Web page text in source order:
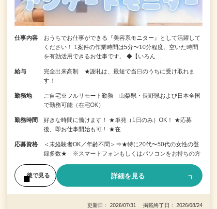
仕事内容
おうちでお仕事ができる『美容系モニター』として活躍して
ください！ 1案件の作業時間は5分〜10分程度。空いた時間
を有効活用できるお仕事です。 ◆【いろん…
給与
完全出来高制 ★謝礼は、最短で当日のうちに受け取れま
す！
勤務地
ご自宅※フルリモート勤務 山梨県・長野県および日本全国
で勤務可能（在宅OK）
勤務時間
好きな時間に働けます！ ★単発（1日のみ）OK！ ★応募
後、即お仕事開始も可！ ★在…
応募資格
＜未経験者OK／年齢不問＞⇒★特に20代〜50代の女性の登
録多数★ ※スマートフォンもしくはパソコンをお持ちの方
後で見る 詳細を見る
更新日： 2026/07/31 掲載終了日： 2026/08/24